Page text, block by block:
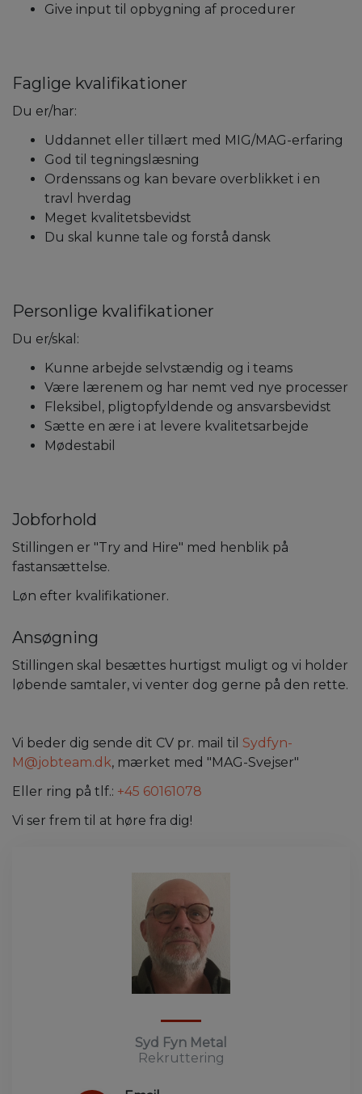
Give input til opbygning af procedurer
Faglige kvalifikationer
Du er/har:
Uddannet eller tillært med MIG/MAG-erfaring
God til tegningslæsning
Ordenssans og kan bevare overblikket i en
travl hverdag
Meget kvalitetsbevidst
Du skal kunne tale og forstå dansk
Personlige kvalifikationer
Du er/skal:
Kunne arbejde selvstændig og i teams
Være lærenem og har nemt ved nye processer
Fleksibel, pligtopfyldende og ansvarsbevidst
Sætte en ære i at levere kvalitetsarbejde
Mødestabil
Jobforhold
Stillingen er "Try and Hire" med henblik på
fastansættelse.
Løn efter kvalifikationer.
Ansøgning
Stillingen skal besættes hurtigst muligt og vi holder
løbende samtaler, vi venter dog gerne på den rette.
Vi beder dig sende dit CV pr. mail til Sydfyn-
M@jobteam.dk, mærket med "MAG-Svejser"
Eller ring på tlf.: +45 60161078
Vi ser frem til at høre fra dig!
Syd Fyn Metal
Rekruttering